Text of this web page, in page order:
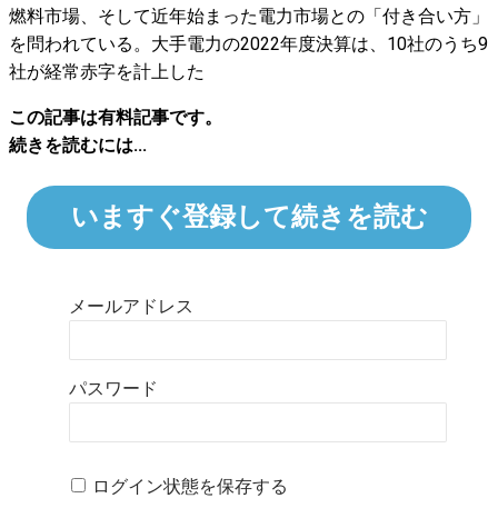
燃料市場、そして近年始まった電力市場との「付き合い方」
を問われている。大手電力の2022年度決算は、10社のうち9
社が経常赤字を計上した
この記事は有料記事です。
続きを読むには...
いますぐ登録して続きを読む
メールアドレス
パスワード
ログイン状態を保存する